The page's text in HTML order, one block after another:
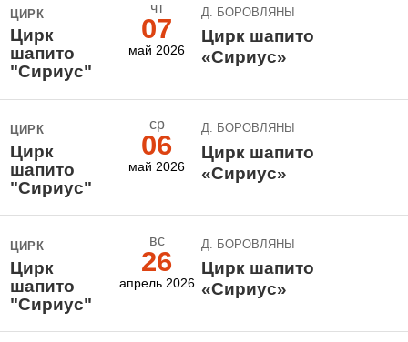
ЦИРК
Цирк
шапито
"Сириус"
чт
07
май 2026
Д. БОРОВЛЯНЫ
Цирк шапито
«Сириус»
ЦИРК
Цирк
шапито
"Сириус"
ср
06
май 2026
Д. БОРОВЛЯНЫ
Цирк шапито
«Сириус»
ЦИРК
Цирк
шапито
"Сириус"
вс
26
апрель 2026
Д. БОРОВЛЯНЫ
Цирк шапито
«Сириус»